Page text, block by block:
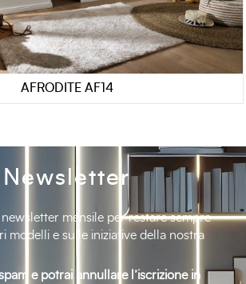
AFRODITE AF14
Newsletter
mensile per restare sempre
modelli e sulle iniziative della nostra
e potrai annullare l’iscrizione in